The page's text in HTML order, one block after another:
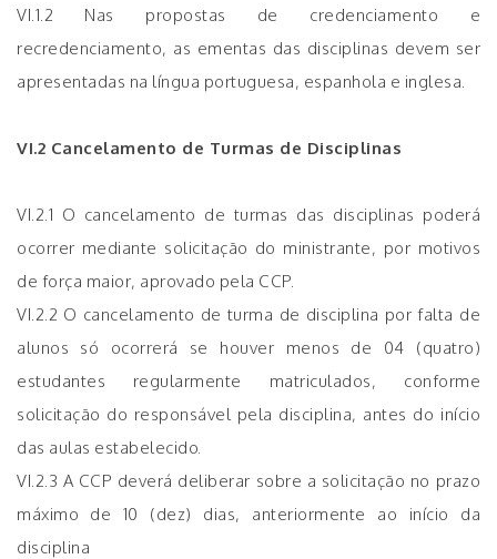
VI.1.2 Nas propostas de credenciamento e
recredenciamento, as ementas das disciplinas devem ser
apresentadas na língua portuguesa, espanhola e inglesa.
VI.2 Cancelamento de Turmas de Disciplinas
VI.2.1 O cancelamento de turmas das disciplinas poderá
ocorrer mediante solicitação do ministrante, por motivos
de força maior, aprovado pela CCP.
VI.2.2 O cancelamento de turma de disciplina por falta de
alunos só ocorrerá se houver menos de 04 (quatro)
estudantes regularmente matriculados, conforme
solicitação do responsável pela disciplina, antes do início
das aulas estabelecido.
VI.2.3 A CCP deverá deliberar sobre a solicitação no prazo
máximo de 10 (dez) dias, anteriormente ao início da
disciplina